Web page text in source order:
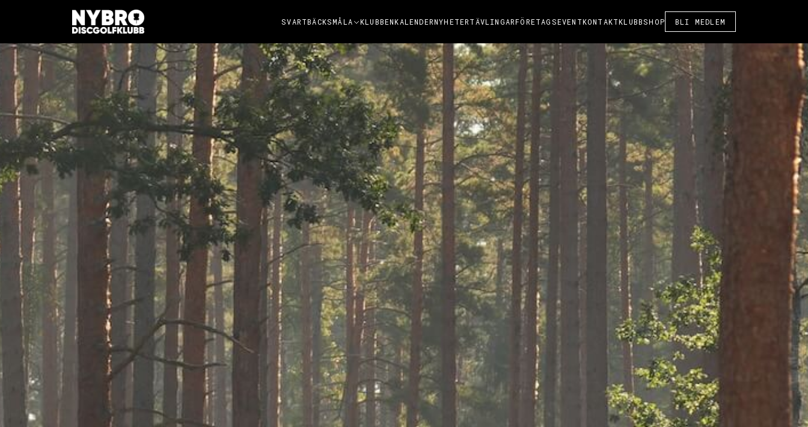
SVARTBÄCKSMÅLA KLUBBENKALENDERNYHETERTÄVLINGARFÖRETAGSEVENTKONTAKTKLUBBSHOP BLI MEDLEM